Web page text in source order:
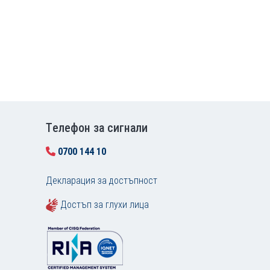
Tелефон за сигнали
0700 144 10
Декларация за достъпност
Достъп за глухи лица